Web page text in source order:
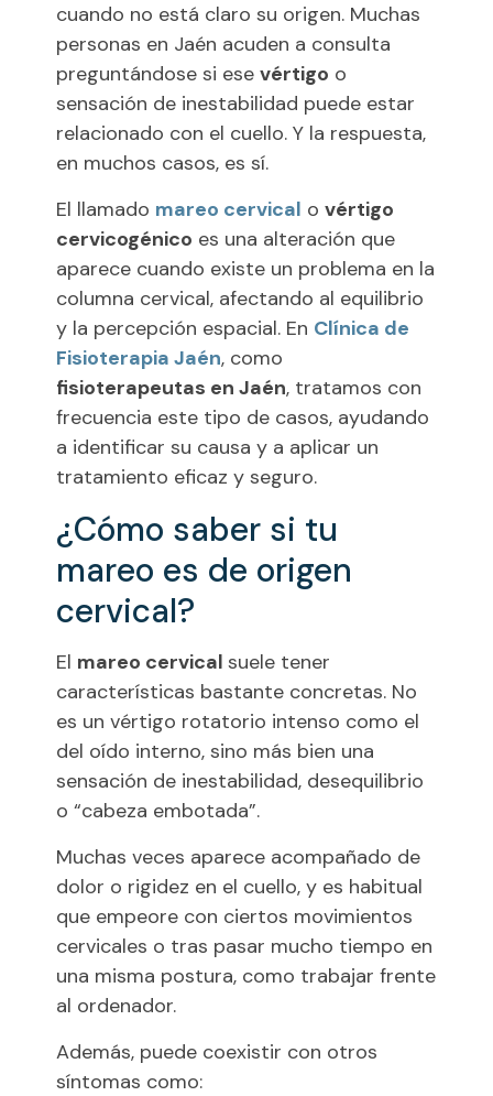
cuando no está claro su origen. Muchas
personas en Jaén acuden a consulta
preguntándose si ese vértigo o
sensación de inestabilidad puede estar
relacionado con el cuello. Y la respuesta,
en muchos casos, es sí.
El llamado mareo cervical o vértigo
cervicogénico es una alteración que
aparece cuando existe un problema en la
columna cervical, afectando al equilibrio
y la percepción espacial. En Clínica de
Fisioterapia Jaén, como
fisioterapeutas en Jaén, tratamos con
frecuencia este tipo de casos, ayudando
a identificar su causa y a aplicar un
tratamiento eficaz y seguro.
¿Cómo saber si tu
mareo es de origen
cervical?
El mareo cervical suele tener
características bastante concretas. No
es un vértigo rotatorio intenso como el
del oído interno, sino más bien una
sensación de inestabilidad, desequilibrio
o “cabeza embotada”.
Muchas veces aparece acompañado de
dolor o rigidez en el cuello, y es habitual
que empeore con ciertos movimientos
cervicales o tras pasar mucho tiempo en
una misma postura, como trabajar frente
al ordenador.
Además, puede coexistir con otros
síntomas como: